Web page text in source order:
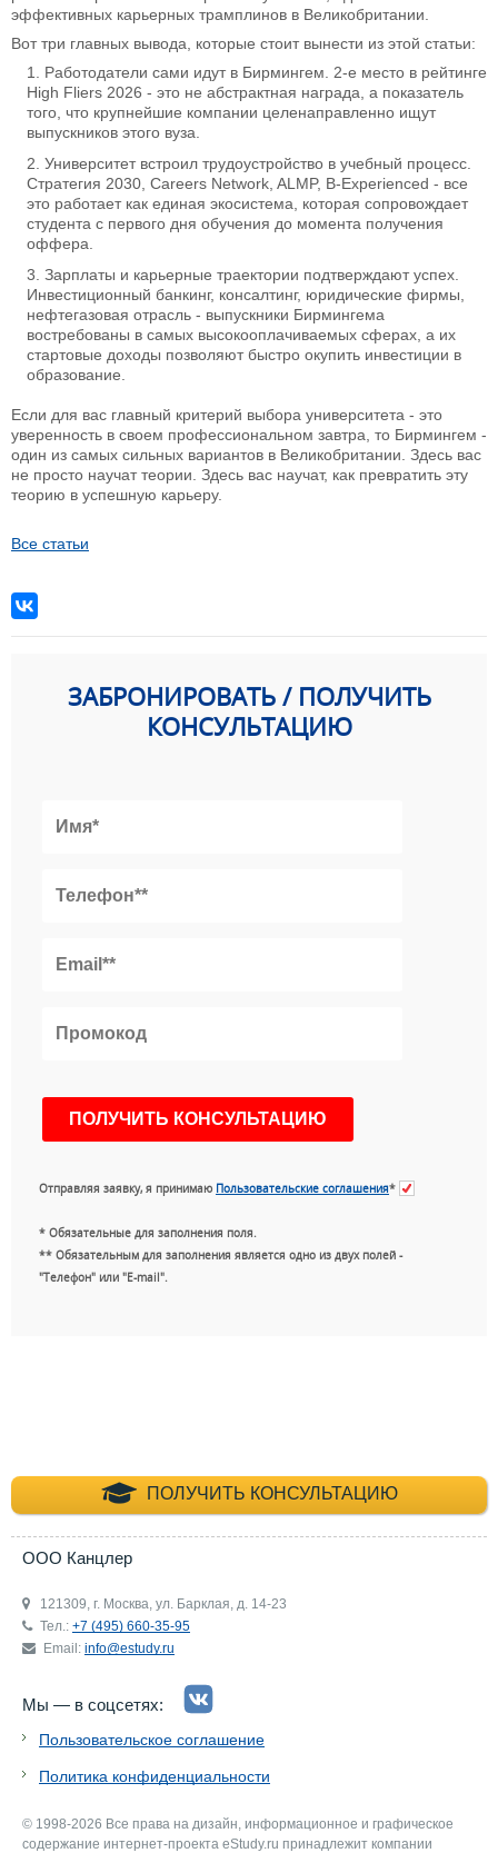
эффективных карьерных трамплинов в Великобритании.
Вот три главных вывода, которые стоит вынести из этой статьи:
Работодатели сами идут в Бирмингем. 2-е место в рейтинге
High Fliers 2026 - это не абстрактная награда, а показатель
того, что крупнейшие компании целенаправленно ищут
выпускников этого вуза.
Университет встроил трудоустройство в учебный процесс.
Стратегия 2030, Careers Network, ALMP, B-Experienced - все
это работает как единая экосистема, которая сопровождает
студента с первого дня обучения до момента получения
оффера.
Зарплаты и карьерные траектории подтверждают успех.
Инвестиционный банкинг, консалтинг, юридические фирмы,
нефтегазовая отрасль - выпускники Бирмингема
востребованы в самых высокооплачиваемых сферах, а их
стартовые доходы позволяют быстро окупить инвестиции в
образование.
Если для вас главный критерий выбора университета - это
уверенность в своем профессиональном завтра, то Бирмингем -
один из самых сильных вариантов в Великобритании. Здесь вас
не просто научат теории. Здесь вас научат, как превратить эту
теорию в успешную карьеру.
Все статьи
ЗАБРОНИРОВАТЬ / ПОЛУЧИТЬ
КОНСУЛЬТАЦИЮ
Отправляя заявку, я принимаю Пользовательские соглашения*
* Обязательные для заполнения поля.
** Обязательным для заполнения является одно из двух полей -
"Телефон" или "E-mail".
ПОЛУЧИТЬ КОНСУЛЬТАЦИЮ
+7 (495) 660-35-
ООО Канцлер
121309, г. Москва, ул. Барклая, д. 14-23
Тел.: +7 (495) 660-35-95
Email: info@estudy.ru
Мы — в соцсетях:
Пользовательское соглашение
Политика конфиденциальности
© 1998-2026 Все права на дизайн, информационное и графическое
содержание интернет-проекта eStudy.ru принадлежит компании